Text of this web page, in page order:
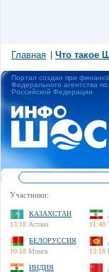
Главная Что такое
Портал создан при
Федерального агентства
Российской Федерации
Участники:
КАЗАХСТАН
13:18 Астана
11:48
БЕЛОРУССИЯ
10:18 Минск
13:18
ИНДИЯ